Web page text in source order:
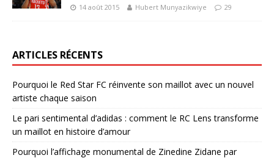
14 août 2015 Hubert Munyazikwiye 29
ARTICLES RÉCENTS
Pourquoi le Red Star FC réinvente son maillot avec un nouvel
artiste chaque saison
Le pari sentimental d’adidas : comment le RC Lens transforme
un maillot en histoire d’amour
Pourquoi l’affichage monumental de Zinedine Zidane par